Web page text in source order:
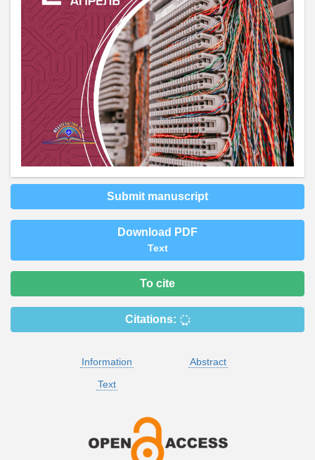
Submit manuscript
Download PDF
Text
To cite
Citations:
Information
Abstract
Text